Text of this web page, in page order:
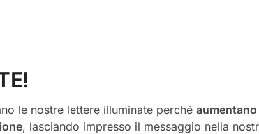
le nostre lettere illuminate perché
, lasciando impresso il messaggio nella